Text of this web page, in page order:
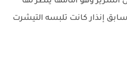
إنذار كانت تلبسه التيشرت